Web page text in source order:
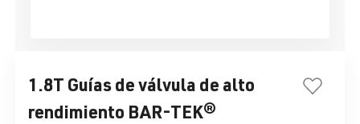
1.8T Guías de válvula de alto
rendimiento BAR-TEK®